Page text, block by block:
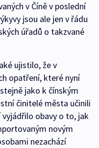
v Číně v poslední
jsou ale jen v řádu
úřadů o takzvané
ujistilo, že v
opatření, které nyní
jako k čínským
činitelé města učinili
obavy o to, jak
novým
nezachází